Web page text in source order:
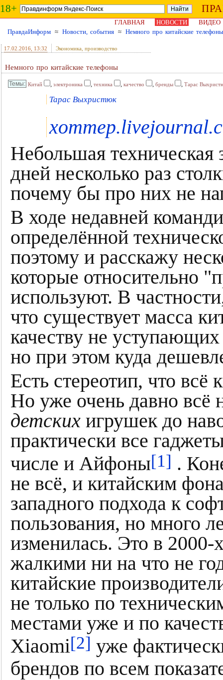
18+
ГЛАВНАЯ НОВОСТИ
ВИДЕО
ПравдаИнформ ≈ Новости, события ≈ Немного про китайские телефоны
17.02.2016 , 13:32 Экономика, производство
Немного про китайские телефоны
Китай , электроника , техника , качество , бренды , Тарас
Тарас Выхристюк
Небольшая техническая
дней несколько раз
почему бы про них не
В ходе недавней
определённой
поэтому и расскажу
которые относительно
используют. В
что существует масса
качеству не
но при этом куда
Есть стереотип, что всё
Но уже очень давно всё
детских игрушек до
практически все
числе и Айфоны[1] .
не всё, и китайским
западного подхода к
пользования, но много
изменилась. Это в
жалкими ни на что не
китайские
не только по
местами уже и по
Xiaomi[2] уже
брендов по всем